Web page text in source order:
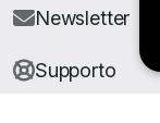
Newsletter
Supporto